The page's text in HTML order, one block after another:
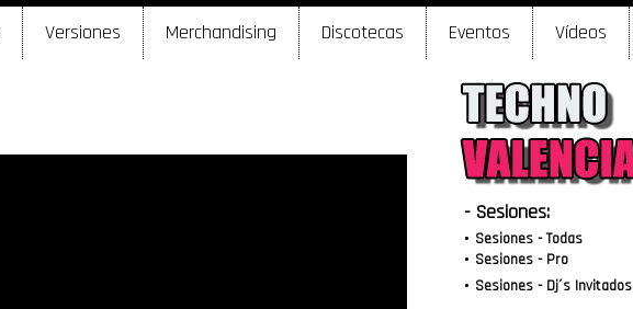
Versiones Merchandising Discotecas Eventos Vídeos
- Sesiones:
Sesiones - Todas
Sesiones - Pro
Sesiones - Dj´s Invitados